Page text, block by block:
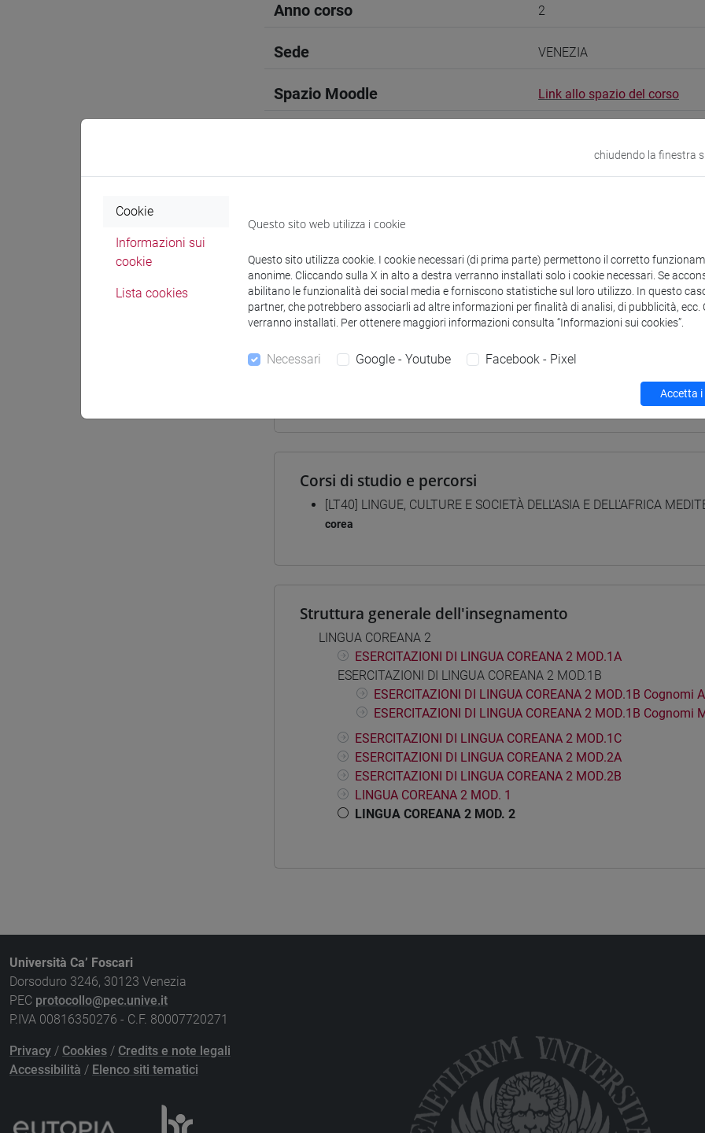
Anno corso 2
Sede VENEZIA
Spazio Moodle Link allo spazio del corso
Docenti
LEE Hyojin- 30h Lezione
Materiali didattici
Corsi di studio e percorsi
[LT40] LINGUE, CULTURE E SOCIETÀ DELL'ASIA E DELL'AFRICA
corea
Struttura generale dell'insegnamento
LINGUA COREANA 2
ESERCITAZIONI DI LINGUA COREANA 2 MOD.1A
ESERCITAZIONI DI LINGUA COREANA 2 MOD.1B
ESERCITAZIONI DI LINGUA COREANA 2 MOD.1B Cognomi
ESERCITAZIONI DI LINGUA COREANA 2 MOD.1B Cognomi
ESERCITAZIONI DI LINGUA COREANA 2 MOD.1C
ESERCITAZIONI DI LINGUA COREANA 2 MOD.2A
ESERCITAZIONI DI LINGUA COREANA 2 MOD.2B
LINGUA COREANA 2 MOD. 1
LINGUA COREANA 2 MOD. 2
Università Ca’ Foscari
Dorsoduro 3246, 30123 Venezia
PEC protocollo@pec.unive.it
P.IVA 00816350276 - C.F. 80007720271
Privacy / Cookies / Credits e note legali
Accessibilità / Elenco siti tematici
chiudendo la finestra
Cookie
Informazioni sui
cookie
Lista cookies
Questo sito web utilizza i cookie
Questo sito utilizza cookie. I cookie necessari (di prima parte) permettono il corretto
anonime. Cliccando sulla X in alto a destra verranno installati solo i cookie necessari. Se
abilitano le funzionalità dei social media e forniscono statistiche sul loro utilizzo. In questo
partner, che potrebbero associarli ad altre informazioni per finalità di analisi, di pubblicità, ecc.
verranno installati. Per ottenere maggiori informazioni consulta “Informazioni sui cookies”.
Necessari Google - Youtube Facebook - Pixel
Accetta i